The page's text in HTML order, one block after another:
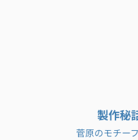
製作秘
菅原のモチー